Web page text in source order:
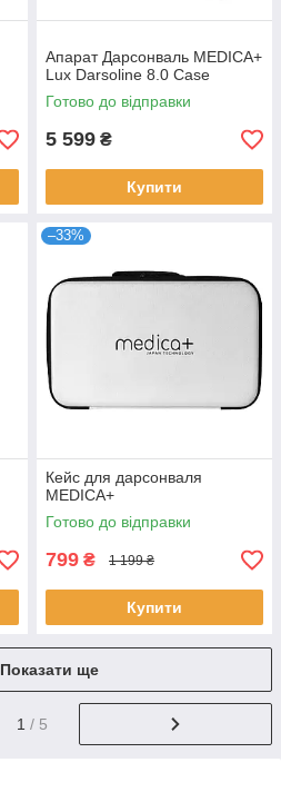
Апарат Дарсонваль MEDICA+
Lux Darsoline 8.0 Case
Готово до відправки
5 599 ₴
Купити
–33%
Кейс для дарсонваля
MEDICA+
Готово до відправки
799 ₴ 1 199 ₴
Купити
Показати ще
1 / 5